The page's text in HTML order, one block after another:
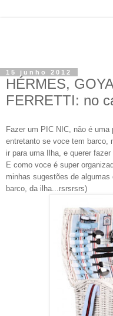
15 junho 2012
HÉRMES,
FERRETTI: no
Fazer um PIC NIC, não é uma
entretanto se voce tem barco,
ir para uma Ilha, e querer fazer
E como voce é super
minhas sugestões de
barco, da ilha...rsrsrsrs)